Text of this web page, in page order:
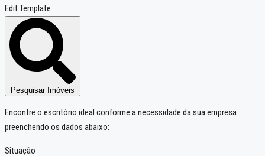
Edit Template
Pesquisar Imóveis
Encontre o escritório ideal conforme a necessidade da sua empresa
preenchendo os dados abaixo:
Situação